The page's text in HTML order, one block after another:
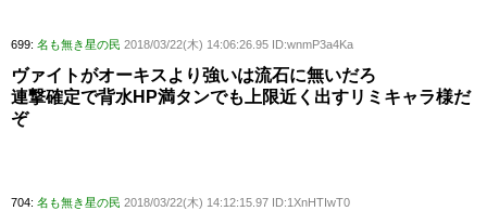
699: 名も無き星の民 2018/03/22(木) 14:06:26.95 ID:wnmP3a4Ka
ヴァイトがオーキスより強いは流石に無いだろ
連撃確定で背水HP満タンでも上限近く出すリミキャラ様だ
ぞ
704: 名も無き星の民 2018/03/22(木) 14:12:15.97 ID:1XnHTIwT0